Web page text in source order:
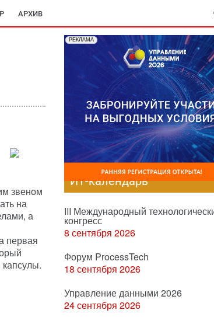
АРХИВ
звеном
на
а
первая
РЕКЛАМА
ИТ-календарь
III Международный
конгресс
8 сентября 2026
Форум ProcessTech
18 сентября 2026
Управление данными 2026
24 сентября 2026